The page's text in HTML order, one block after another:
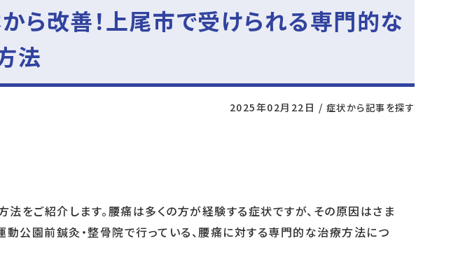
ら改善！上尾市で受けられる専門的な
法
2025年02月22日 / 症状から記事を探す
をご紹介します。腰痛は多くの方が経験する症状ですが、その原因はさま
公園前鍼灸・整骨院で行っている、腰痛に対する専門的な治療方法につ